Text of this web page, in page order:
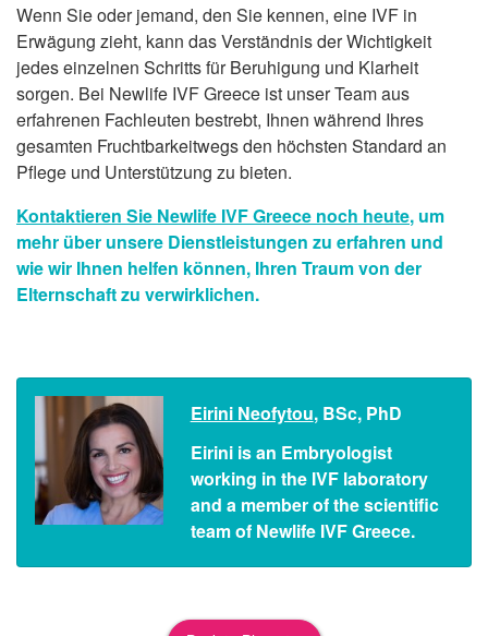
Wenn Sie oder jemand, den Sie kennen, eine IVF in
Erwägung zieht, kann das Verständnis der Wichtigkeit
jedes einzelnen Schritts für Beruhigung und Klarheit
sorgen. Bei Newlife IVF Greece ist unser Team aus
erfahrenen Fachleuten bestrebt, Ihnen während Ihres
gesamten Fruchtbarkeitwegs den höchsten Standard an
Pflege und Unterstützung zu bieten.
Kontaktieren Sie Newlife IVF Greece noch heute, um
mehr über unsere Dienstleistungen zu erfahren und
wie wir Ihnen helfen können, Ihren Traum von der
Elternschaft zu verwirklichen.
Eirini Neofytou, BSc, PhD
Eirini is an Embryologist
working in the IVF laboratory
and a member of the scientific
team of Newlife IVF Greece.